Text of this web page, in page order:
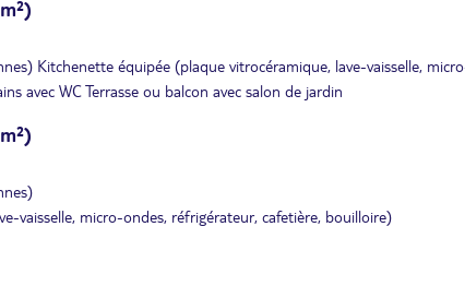
Kitchenette équipée (plaque vitrocéramique, lave-vaisselle,
avec WC Terrasse ou balcon avec salon de jardin
vaisselle, micro-ondes, réfrigérateur, cafetière, bouilloire)